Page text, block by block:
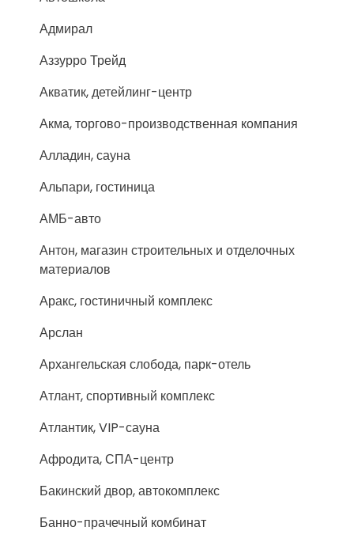
Адмирал
Аззурро Трейд
Акватик, детейлинг-центр
Акма, торгово-производственная компания
Алладин, сауна
Альпари, гостиница
АМБ-авто
Антон, магазин строительных и отделочных
материалов
Аракс, гостиничный комплекс
Арслан
Архангельская слобода, парк-отель
Атлант, спортивный комплекс
Атлантик, VIP-сауна
Афродита, СПА-центр
Бакинский двор, автокомплекс
Банно-прачечный комбинат